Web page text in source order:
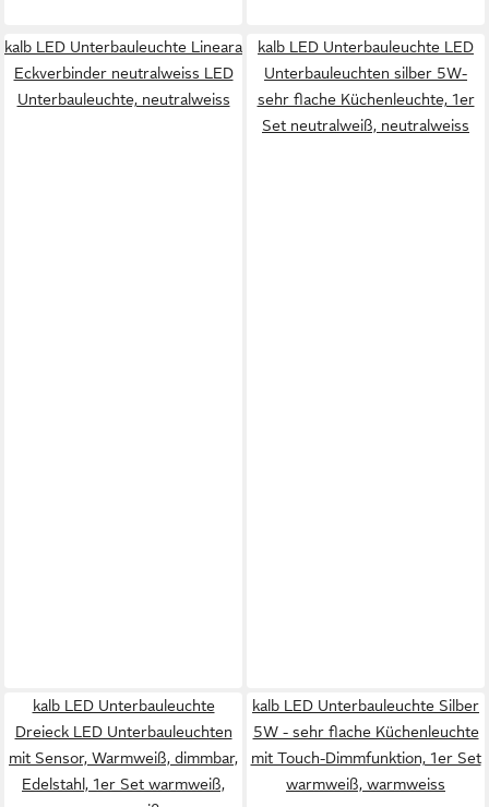
kalb LED Unterbauleuchte Lineara
Eckverbinder neutralweiss LED
Unterbauleuchte, neutralweiss
kalb LED Unterbauleuchte LED
Unterbauleuchten silber 5W-
sehr flache Küchenleuchte, 1er
Set neutralweiß, neutralweiss
kalb LED Unterbauleuchte
Dreieck LED Unterbauleuchten
mit Sensor, Warmweiß, dimmbar,
Edelstahl, 1er Set warmweiß,
kalb LED Unterbauleuchte Silber
5W - sehr flache Küchenleuchte
mit Touch-Dimmfunktion, 1er Set
warmweiß, warmweiss